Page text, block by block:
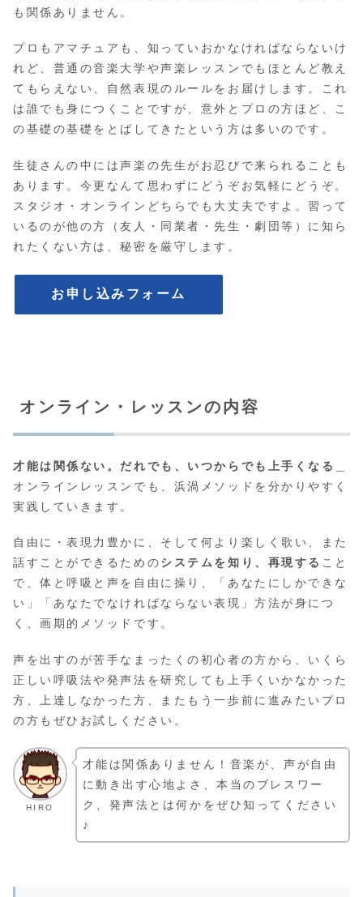
も関係ありません。
プロもアマチュアも、知っていおかなければならないけ
れど、普通の音楽大学や声楽レッスンでもほとんど教え
てもらえない、自然表現のルールをお届けします。これ
は誰でも身につくことですが、意外とプロの方ほど、こ
の基礎の基礎をとばしてきたという方は多いのです。
生徒さんの中には声楽の先生がお忍びで来られることも
あります。今更なんて思わずにどうぞお気軽にどうぞ。
スタジオ・オンラインどちらでも大丈夫ですよ。習って
いるのが他の方（友人・同業者・先生・劇団等）に知ら
れたくない方は、秘密を厳守します。
お申し込みフォーム
オンライン・レッスンの内容
才能は関係ない。だれでも、いつからでも上手くなる
オンラインレッスンでも、浜渦メソッドを分かりやすく
実践していきます。
自由に・表現力豊かに、そして何より楽しく歌い、また
話すことができるためのシステムを知り、再現する こと
で、体と呼吸と声を自由に操り、「あなたにしかできな
い」「あなたでなければならない表現」方法が身につ
く、画期的メソッドです。
声を出すのが苦手なまったくの初心者の方から、いくら
正しい呼吸法や発声法を研究しても上手くいかなかった
方、上達しなかった方、またもう一歩前に進みたいプロ
の方もぜひお試しください。
HIRO
才能は関係ありません！音楽が、声が自由
に動き出す心地よさ、本当のブレスワー
ク、発声法とは何かをぜひ知ってください
♪